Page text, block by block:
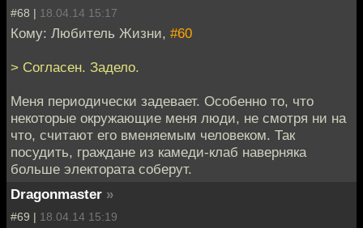
#68 | 18.04.14 15:17
Кому: Любитель Жизни, #60
> Согласен. Задело.
Меня периодически задевает. Особенно то, что
некоторые окружающие меня люди, не смотря ни на
что, считают его вменяемым человеком. Так
посудить, граждане из камеди-клаб наверняка
больше электората соберут.
Dragonmaster »
#69 | 18.04.14 15:19